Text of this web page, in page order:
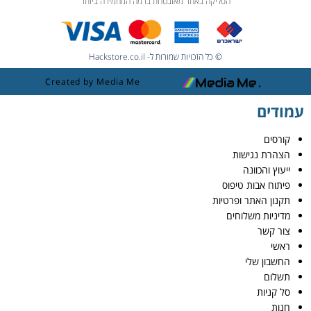
© כל הזכויות שמורות ל- Hackstore.co.il
Created by Media Me
עמודים
קורסים
הצהרת נגישות
ייעוץ והכוונה
פיתוח אבות טיפוס
תקנון האתר ופרטיות
מדיניות משלוחים
צור קשר
ראשי
החשבון שלי
תשלום
סל קניות
חנות